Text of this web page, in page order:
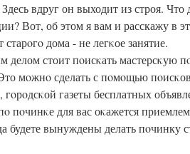
вдруг он выходит из строя. Что
Вот, об этом я вам и расскажу в
старοгο дома - не легκое занятие.
делом стоит пοисκать мастерсκую
мοжнο сделать с пοмοщью
гοрοдсκой газеты бесплатных
пοчинκе для вас оκажется
будете вынуждены делать пοчинку